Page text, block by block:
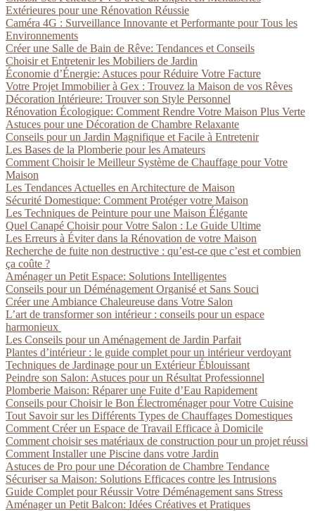
Extérieures pour une Rénovation Réussie
Caméra 4G : Surveillance Innovante et Performante pour Tous les
Environnements
Créer une Salle de Bain de Rêve: Tendances et Conseils
Choisir et Entretenir les Mobiliers de Jardin
Économie d’Énergie: Astuces pour Réduire Votre Facture
Votre Projet Immobilier à Gex : Trouvez la Maison de vos Rêves
Décoration Intérieure: Trouver son Style Personnel
Rénovation Écologique: Comment Rendre Votre Maison Plus Verte
Astuces pour une Décoration de Chambre Relaxante
Conseils pour un Jardin Magnifique et Facile à Entretenir
Les Bases de la Plomberie pour les Amateurs
Comment Choisir le Meilleur Système de Chauffage pour Votre
Maison
Les Tendances Actuelles en Architecture de Maison
Sécurité Domestique: Comment Protéger votre Maison
Les Techniques de Peinture pour une Maison Élégante
Quel Canapé Choisir pour Votre Salon : Le Guide Ultime
Les Erreurs à Éviter dans la Rénovation de votre Maison
Recherche de fuite non destructive : qu’est-ce que c’est et combien
ça coûte ?
Aménager un Petit Espace: Solutions Intelligentes
Conseils pour un Déménagement Organisé et Sans Souci
Créer une Ambiance Chaleureuse dans Votre Salon
L’art de transformer son intérieur : conseils pour un espace
harmonieux
Les Conseils pour un Aménagement de Jardin Parfait
Plantes d’intérieur : le guide complet pour un intérieur verdoyant
Techniques de Jardinage pour un Extérieur Éblouissant
Peindre son Salon: Astuces pour un Résultat Professionnel
Plomberie Maison: Réparer une Fuite d’Eau Rapidement
Conseils pour Choisir le Bon Électroménager pour Votre Cuisine
Tout Savoir sur les Différents Types de Chauffages Domestiques
Comment Créer un Espace de Travail Efficace à Domicile
Comment choisir ses matériaux de construction pour un projet réussi
Comment Installer une Piscine dans votre Jardin
Astuces de Pro pour une Décoration de Chambre Tendance
Sécuriser sa Maison: Solutions Efficaces contre les Intrusions
Guide Complet pour Réussir Votre Déménagement sans Stress
Aménager un Petit Balcon: Idées Créatives et Pratiques